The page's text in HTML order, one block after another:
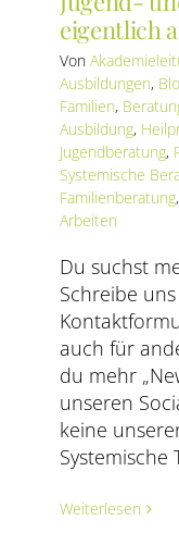
eigentlich
Von
Ausbildungen,
Familien,
Ausbildung,
Jugendberatung,
Systemische
Familienberatung,
Arbeiten
Du suchst
Schreibe
auch für
du mehr
unseren
keine
Systemische
Weiterlesen